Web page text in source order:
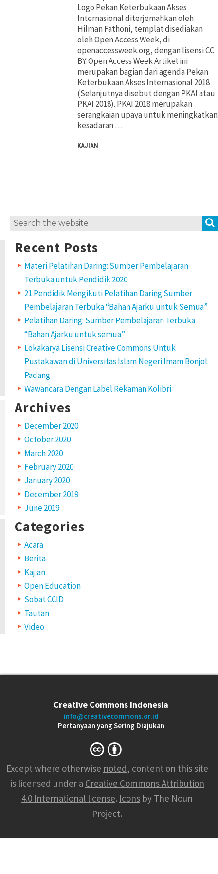
Pertimbangan Penggunaan
Jenis Lisensi CC
Panduan Penerapan
Konten Terbuka
Pertimbangan Penggunaan
Jenis Lisensi CC
Panduan Penerapan
Konten Terbuka
Logo Pekan Keterbukaan Akses
Internasional diterjemahkan oleh
Hilman Fathoni, templat disediakan
oleh Open Access Week, di
openaccessweek.org, dengan lisensi CC
BY. Open Access Week Artikel ini
merupakan bagian dari agenda Pekan
Keterbukaan Akses Internasional 2018
(Selanjutnya disebut dengan PKAI atau
PKAI 2018). PKAI 2018 merupakan
serangkaian upaya untuk meningkatkan
kesadaran …
KAJIAN
Search
Recent Posts
Materi Pelatihan Daring: Sumber Pembelajaran
Terbuka untuk Pendidik 2020
21 Pendidik Mengikuti Pelatihan Daring Sumber
Pembelajaran Terbuka “Bahan Ajarku untuk Semua”
Pelatihan Daring: Sumber Pembelajaran Terbuka
“Bahan Ajarku untuk semua”
Lokakarya Lisensi Creative Commons Untuk
Pustakawan di Universitas Islam Negeri Imam Bonjol
Padang
Wawancara Dengan Label Rekaman Kolibri
Archives
December 2020
October 2020
March 2020
February 2020
January 2020
December 2019
June 2019
Categories
Acara
Berita
Kajian
Open Education
Sobat CCID
Tautan
Video
Creative Commons Indonesia
info@creativecommons.or.id
Pertanyaan yang Sering Diajukan
Except where otherwise noted, content on this site
is licensed under a Creative Commons Attribution
4.0 International license. Icons by The Noun
Project.